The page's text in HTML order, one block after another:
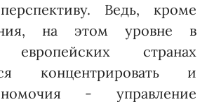
Ведь, кроме
на этом уровне в
европейских странах
концентрировать и
- управление